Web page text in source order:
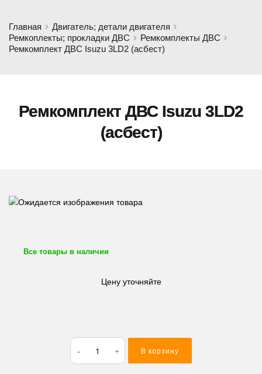
Главная
Двигатель; детали двигателя
Ремкоплекты; прокладки ДВС
Ремкомплекты ДВС
Ремкомплект ДВС Isuzu 3LD2 (асбест)
Ремкомплект ДВС Isuzu 3LD2
(асбест)
Все товары в наличии
Цену уточняйте
Количество
товара
Ремкомплект
В корзину